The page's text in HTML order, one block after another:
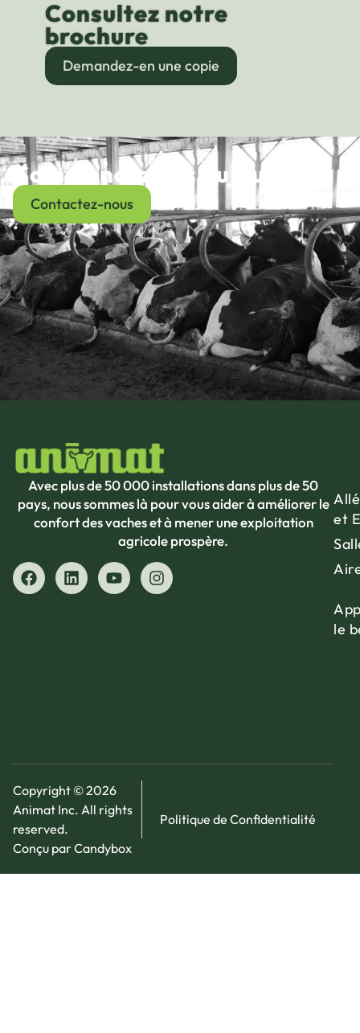
Consultez notre
brochure
Demandez-en une copie
Commencez dès aujourd’hui
Contactez-nous
Avec plus de 50 000 installations dans plus de 50
pays, nous sommes là pour vous aider à améliorer le
confort des vaches et à mener une exploitation
agricole prospère.
et
le
Copyright © 2026
Animat Inc. All rights
reserved.
Conçu par Candybox
Politique de Confidentialité